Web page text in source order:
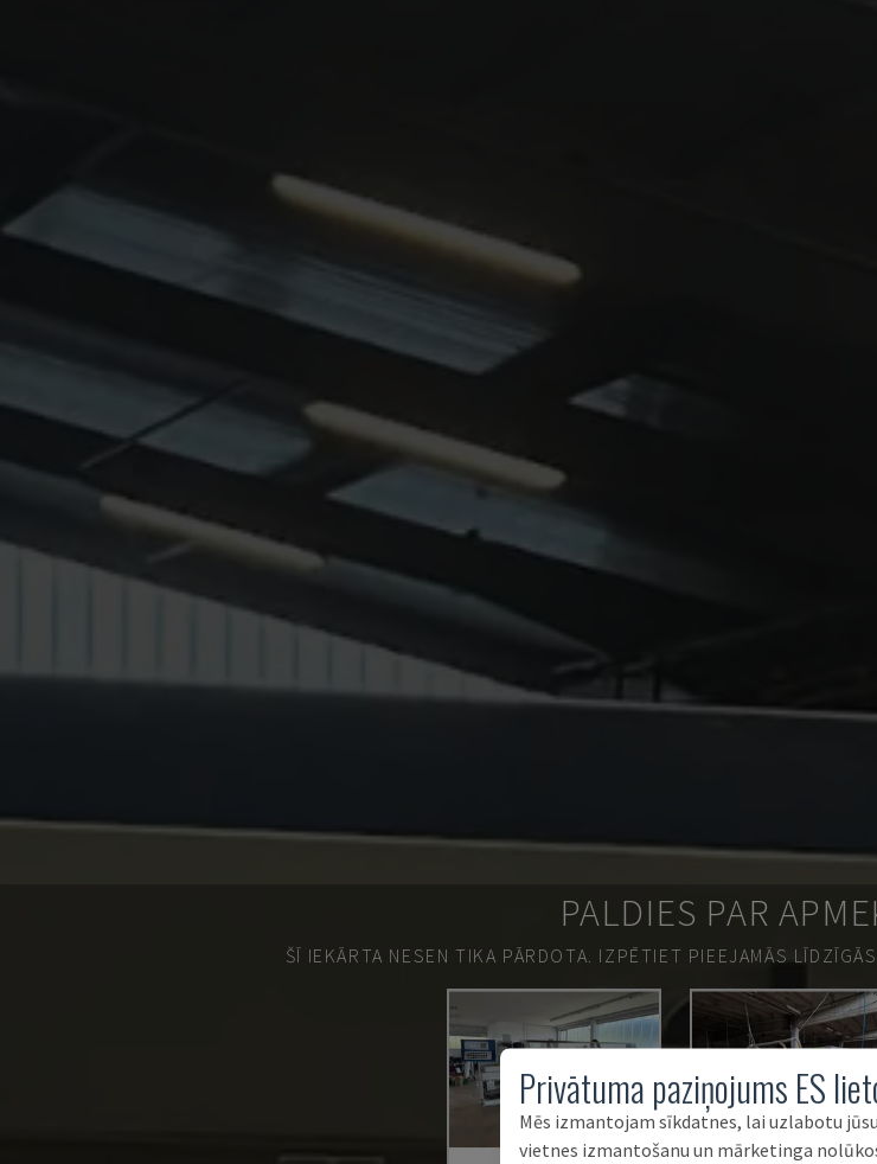
PALDIES PAR
ŠĪ IEKĀRTA NESEN TIKA PĀRDOTA. IZPĒTIET PIEEJAMĀS
Privātuma paziņojums ES
Mēs izmantojam sīkdatnes, lai uzlabotu
vietnes izmantošanu un mārketinga